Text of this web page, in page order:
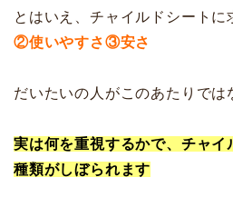
とはいえ、チャイルドシートに
②使いやすさ③安さ
だいたいの人がこのあたりでは
実は何を重視するかで、チャイ
種類がしぼられます